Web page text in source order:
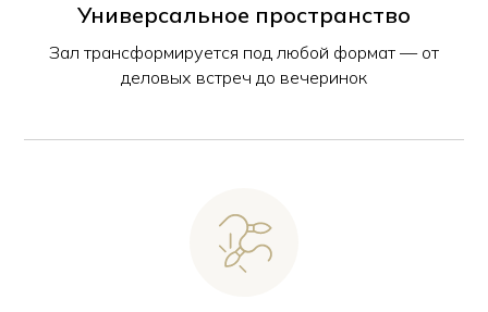
Универсальное пространство
Зал трансформируется под любой формат — от
деловых встреч до вечеринок